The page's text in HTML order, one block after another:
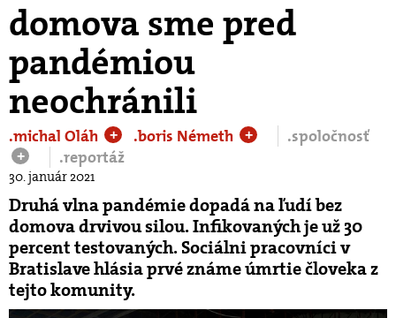
domova sme pred
pandémiou
neochránili
.michal Oláh + .boris Németh + .spoločnosť
+ .reportáž
30. január 2021
Druhá vlna pandémie dopadá na ľudí bez
domova drvivou silou. Infikovaných je už 30
percent testovaných. Sociálni pracovníci v
Bratislave hlásia prvé známe úmrtie človeka z
tejto komunity.